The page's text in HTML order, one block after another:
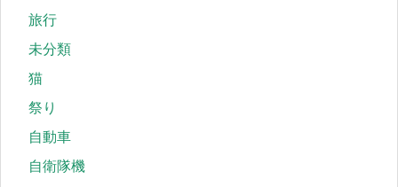
旅行
未分類
猫
祭り
自動車
自衛隊機